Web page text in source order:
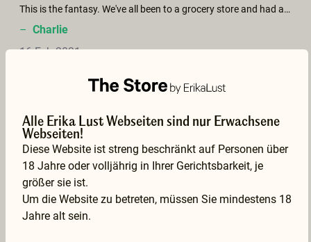
This is the fantasy. We've all been to a grocery store and had a happen hot encounter, whether something came of it, this xconfession brought the fantasy to life. Passionate and raw. Gracias.
– Charlie
16 Feb 2021
– rolan
15 Feb 2021
Übersetzung anzeigen
Alle Erika Lust Webseiten sind nur Erwachsene
Webseiten!
Diese Website ist streng beschränkt auf Personen über
18 Jahre oder volljährig in Ihrer Gerichtsbarkeit, je
größer sie ist.
Um die Website zu betreten, müssen Sie mindestens 18
Jahre alt sein.